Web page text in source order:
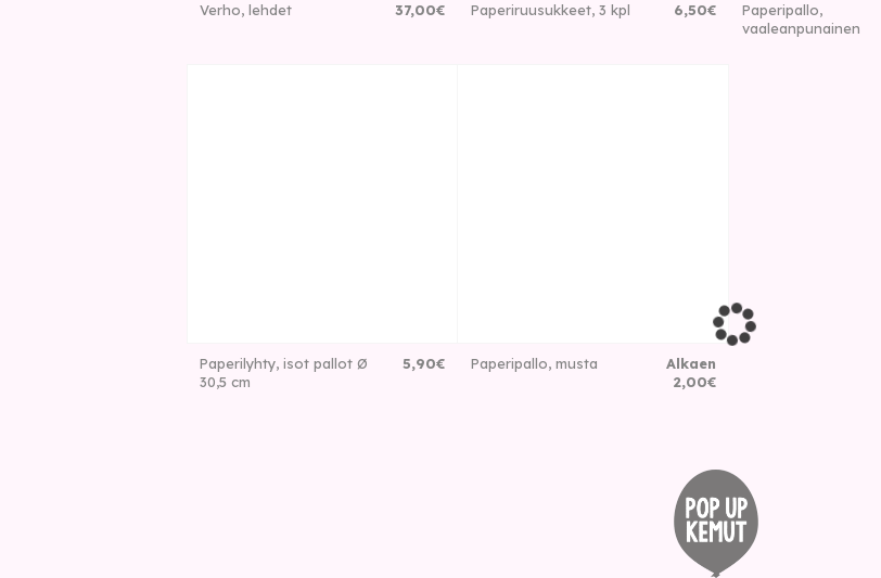
Verho, lehdet 37,00€ Paperiruusukkeet, 3 kpl 6,50€
Paperipallo,
vaaleanpunainen
Paperilyhty, isot pallot Ø
30,5 cm
5,90€ Paperipallo, musta
Alkaen
2,00€